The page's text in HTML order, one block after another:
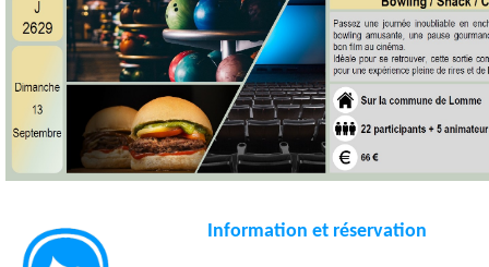
Information et réservation